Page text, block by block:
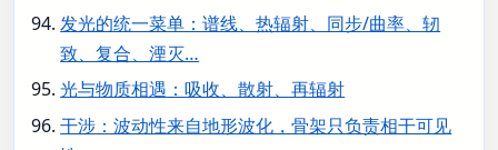
发光的统一菜单：谱线、热辐射、同步/曲率、轫
致、复合、湮灭…
光与物质相遇：吸收、散射、再辐射
干涉：波动性来自地形波化，骨架只负责相干可见